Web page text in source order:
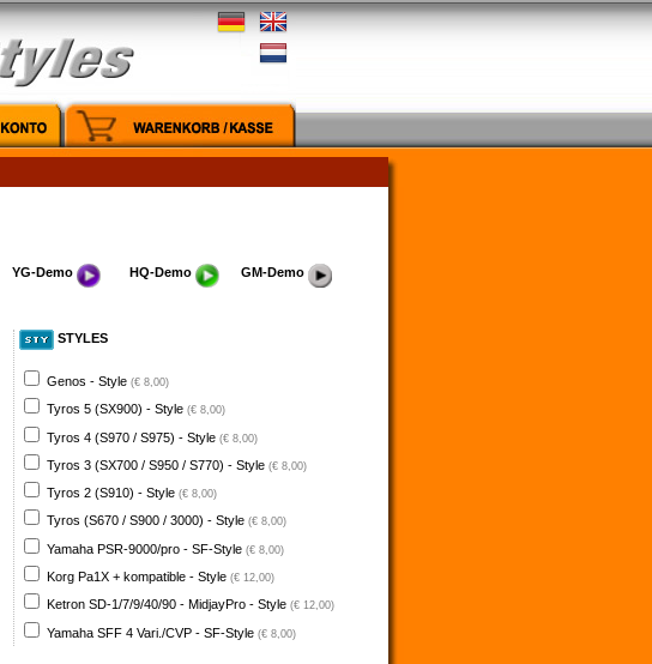
YG-Demo HQ-Demo GM-Demo
STYLES
Genos - Style (€ 8,00)
Tyros 5 (SX900) - Style (€ 8,00)
Tyros 4 (S970 / S975) - Style (€ 8,00)
Tyros 3 (SX700 / S950 / S770) - Style (€ 8,00)
Tyros 2 (S910) - Style (€ 8,00)
Tyros (S670 / S900 / 3000) - Style (€ 8,00)
Yamaha PSR-9000/pro - SF-Style (€ 8,00)
Korg Pa1X + kompatible - Style (€ 12,00)
Ketron SD-1/7/9/40/90 - MidjayPro - Style (€ 12,00)
Yamaha SFF 4 Vari./CVP - SF-Style (€ 8,00)